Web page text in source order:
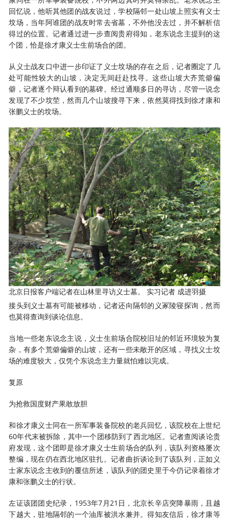
回忆说，他听其他团的战友说过，学校隔邻一处山坡上照实有义士
坟场，当年阿谁团的战友时常去省墓，不外他没去过，并不解析信
得过的位置。记者通过进一步查阅贵府得知，老东说念主提到的这
个团，恰是徐才康义士生前场合的团。
从义士战友口中进一步印证了义士坟场的存在之后，记者圈定了几
处可能性较大的山坡，决定无间赶赴找寻。这些山坡大齐荒僻偏
僻，记者逐个辩认看到的墓碑。经过通顺多日的寻访，尽管一说念
发现了不少坟茔，然而几个山坡搜寻下来，依然莫得找到徐才康和
张鹏义士的坟场。
北京日报客户端记者在山林里寻访义士墓。 实习记者 成进羽摄
接头到义士墓有可能被移动，记者还向隔邻的义冢陵寝探询，然而
也莫得查询到谈论信息。
当地一些老东说念主说，义士生前场合院校旧址的邻近环境较为复
杂，有多个荒僻偏僻的山坡，还有一些未敞开的区域，寻找义士坟
场的难度较大，仅凭个东说念主力量就怕难以完成。
复原
为抢救国度财产果敢放胆
和徐才康义士同在一所军事装备院校的老兵回忆，该院校在上世纪
60年代末被拆除，其中一个团移防到了西北地区。记者查阅谈论贵
府发现，这个团即是徐才康义士生前场合的队列，该队列资格屡次
整编，现在仍在西北地区驻扎。记者曲折谈论到了该队列，正如义
士家东说念主收到的覆信所述，该队列的团史里于今仍记录着徐才
康和张鹏义士的行状。
左证该团团史纪录，1953年7月21日，北京长辛店突降暴雨，且越
下越大，驻地隔邻的一个油库被洪水兼并。得知友信后，徐才康等